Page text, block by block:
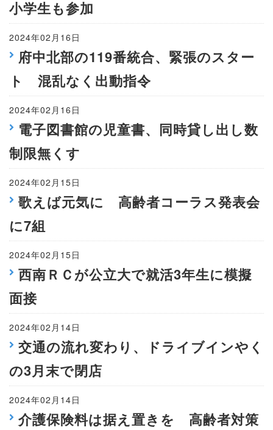
小学生も参加
2024年02月16日
府中北部の119番統合、緊張のスター
ト 混乱なく出動指令
2024年02月16日
電子図書館の児童書、同時貸し出し数
制限無くす
2024年02月15日
歌えば元気に 高齢者コーラス発表会
に7組
2024年02月15日
西南ＲＣが公立大で就活3年生に模擬
面接
2024年02月14日
交通の流れ変わり、ドライブインやく
の3月末で閉店
2024年02月14日
介護保険料は据え置きを 高齢者対策